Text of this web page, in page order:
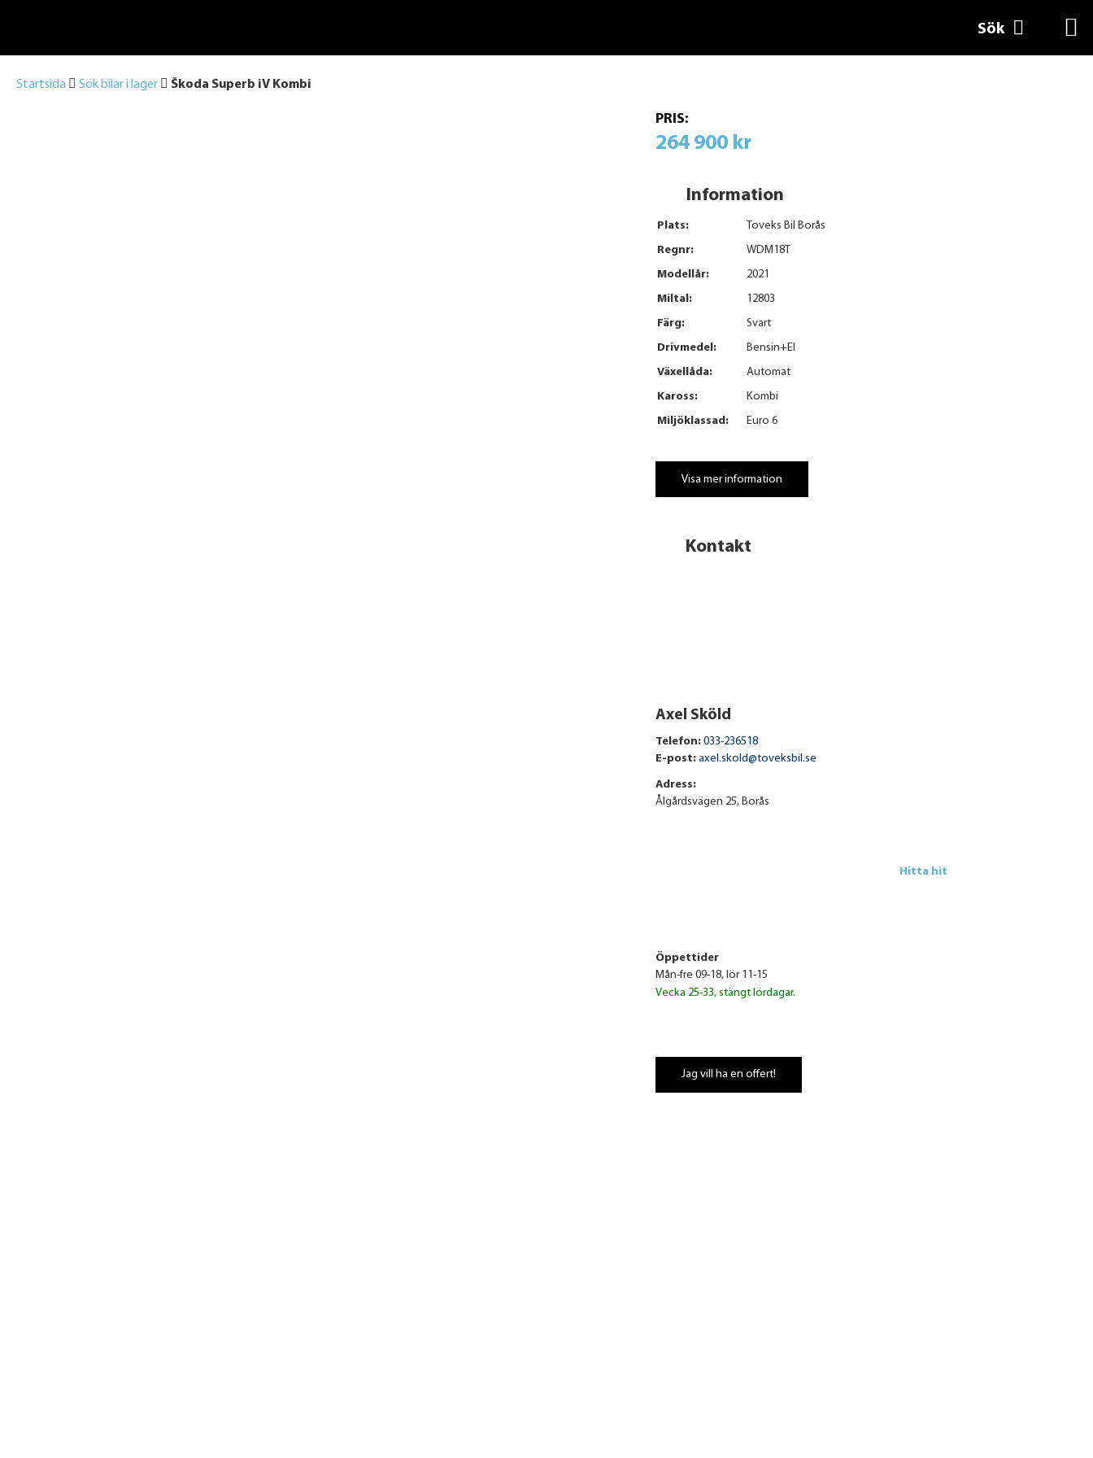
Sök
Startsida Sök bilar i lager Škoda Superb iV Kombi
PRIS:
264 900 kr
Information
Plats:
Toveks Bil Borås
Regnr:
WDM18T
Modellår:
2021
Miltal:
12803
Färg:
Svart
Drivmedel:
Bensin+El
Växellåda:
Automat
Kaross:
Kombi
Miljöklassad:
Euro 6
Visa mer information
Kontakt
Axel Sköld
Telefon: 033-236518
E-post: axel.skold@toveksbil.se
Adress:
Ålgårdsvägen 25, Borås
Hitta hit
Öppettider
Mån-fre 09-18, lör 11-15
Vecka 25-33, stängt lördagar.
Jag vill ha en offert!